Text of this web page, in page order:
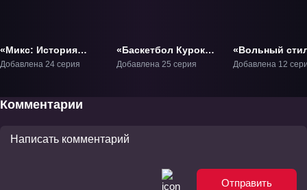
«Микс: История
Мэйсэй» ТВ-1
Добавлена 24 серия
«Баскетбол Куроко»
ТВ-1
Добавлена 25 серия
«Вольный
ТВ-1
Добавлена 12
Комментарии
Отправить